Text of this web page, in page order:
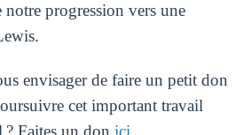
notre progression vers une
envisager de faire un petit don
cet important travail
Faites un don ici.